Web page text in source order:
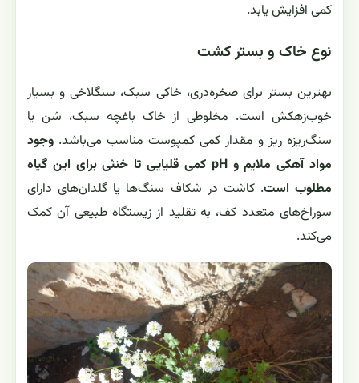
کمی افزایش یابد.
نوع خاک و بستر کشت
بهترین بستر برای صخره‌دری، خاکی سبک، سنگلاخی و بسیار
خوب‌زهکش است. مخلوطی از خاک باغچه سبک، شن یا
سنگ‌ریزه ریز و مقدار کمی کمپوست مناسب می‌باشد.وجود
مواد آهکی ملایم و pH کمی قلیایی تا خنثی برای این گیاه
مطلوب است. کاشت در شکاف سنگ‌ها یا گلدان‌های دارای
سوراخ‌های متعدد کف، به تقلید از زیستگاه طبیعی آن کمک
می‌کند.